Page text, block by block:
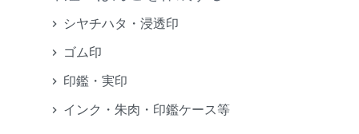
シヤチハタ・浸透印
ゴム印
印鑑・実印
インク・朱肉・印鑑ケース等